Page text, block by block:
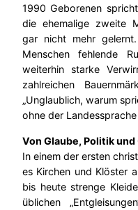
1990 Geborenen
die ehemalige zweite
gar nicht mehr
Menschen fehlende
weiterhin starke
zahlreichen
„Unglaublich, warum
ohne der
Von Glaube, Politik
In einem der ersten
es Kirchen und Klöster
bis heute strenge
üblichen